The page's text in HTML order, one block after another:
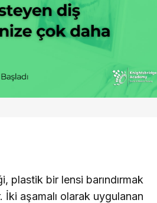
plastik bir lensi barındırmak
İki aşamalı olarak uygulanan